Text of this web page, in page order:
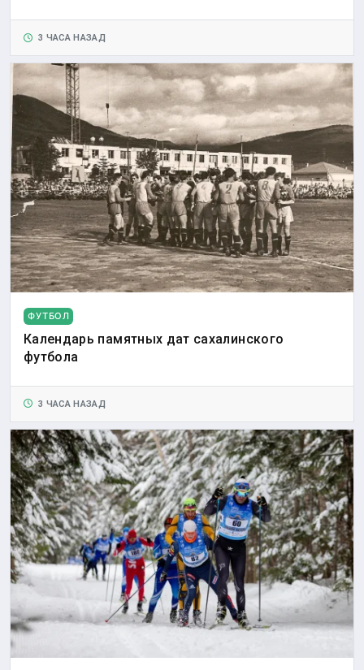
3 ЧАСА НАЗАД
ФУТБОЛ
Календарь памятных дат сахалинского
футбола
3 ЧАСА НАЗАД